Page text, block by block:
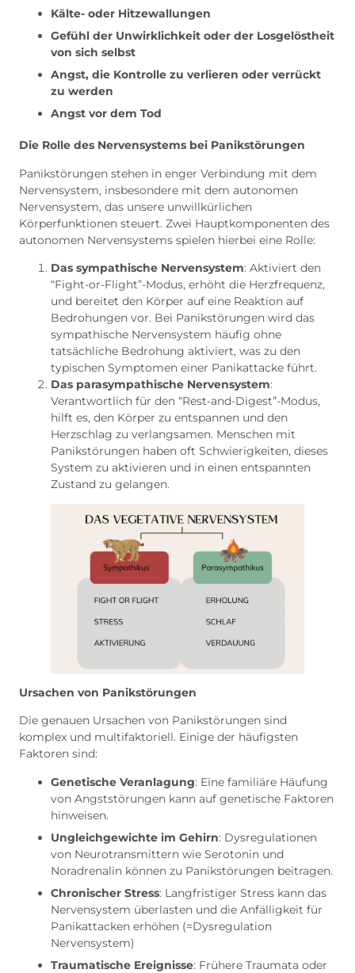
Kälte- oder Hitzewallungen
Gefühl der Unwirklichkeit oder der Losgelöstheit
von sich selbst
Angst, die Kontrolle zu verlieren oder verrückt
zu werden
Angst vor dem Tod
Die Rolle des Nervensystems bei Panikstörungen
Panikstörungen stehen in enger Verbindung mit dem
Nervensystem, insbesondere mit dem autonomen
Nervensystem, das unsere unwillkürlichen
Körperfunktionen steuert. Zwei Hauptkomponenten des
autonomen Nervensystems spielen hierbei eine Rolle:
Das sympathische Nervensystem: Aktiviert den
“Fight-or-Flight”-Modus, erhöht die Herzfrequenz,
und bereitet den Körper auf eine Reaktion auf
Bedrohungen vor. Bei Panikstörungen wird das
sympathische Nervensystem häufig ohne
tatsächliche Bedrohung aktiviert, was zu den
typischen Symptomen einer Panikattacke führt.
Das parasympathische Nervensystem:
Verantwortlich für den “Rest-and-Digest”-Modus,
hilft es, den Körper zu entspannen und den
Herzschlag zu verlangsamen. Menschen mit
Panikstörungen haben oft Schwierigkeiten, dieses
System zu aktivieren und in einen entspannten
Zustand zu gelangen.
Ursachen von Panikstörungen
Die genauen Ursachen von Panikstörungen sind
komplex und multifaktoriell. Einige der häufigsten
Faktoren sind:
Genetische Veranlagung: Eine familiäre Häufung
von Angststörungen kann auf genetische Faktoren
hinweisen.
Ungleichgewichte im Gehirn: Dysregulationen
von Neurotransmittern wie Serotonin und
Noradrenalin können zu Panikstörungen beitragen.
Chronischer Stress: Langfristiger Stress kann das
Nervensystem überlasten und die Anfälligkeit für
Panikattacken erhöhen (=Dysregulation
Nervensystem)
Traumatische Ereignisse: Frühere Traumata oder